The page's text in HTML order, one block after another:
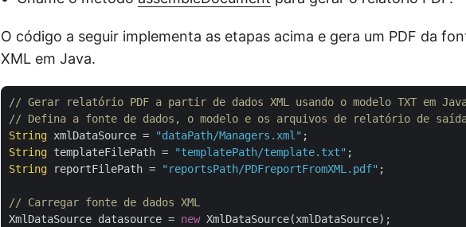
O código a seguir implementa as etapas acima e gera um PDF da
XML em Java.
// Gerar relatório PDF a partir de dados XML usando o modelo TXT em
// Defina a fonte de dados, o modelo e os arquivos de relatório de
String xmlDataSource = "dataPath/Managers.xml"
String templateFilePath = "templatePath/template.txt"
String reportFilePath = "reportsPath/PDFreportFromXML.pdf" ;
// Carregar fonte de dados XML
XmlDataSource datasource = new XmlDataSource(xmlDataSource);